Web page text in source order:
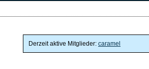
Derzeit aktive Mitglieder: caramel